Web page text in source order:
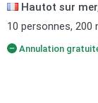
Hautot sur
10 personnes, 200
Annulation